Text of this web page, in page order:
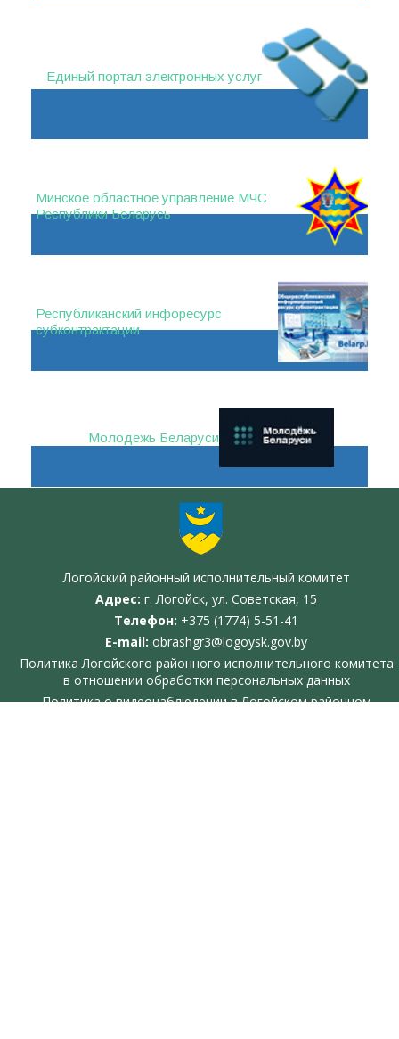
Единый портал электронных услуг
Минское областное управление МЧС
Республики Беларусь
Республиканский инфоресурс
субконтрактации
Молодежь Беларуси
Логойский районный исполнительный комитет
Адрес: г. Логойск, ул. Советская, 15
Телефон: +375 (1774) 5-51-41
E-mail: obrashgr3@logoysk.gov.by
Политика Логойского районного исполнительного комитета
в отношении обработки персональных данных
Политика о видеонаблюдении в Логойском районном